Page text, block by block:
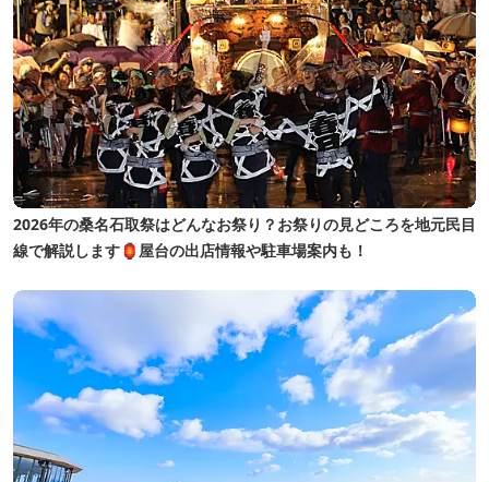
2026年の桑名石取祭はどんなお祭り？お祭りの見どころを地元民目
線で解説します🏮屋台の出店情報や駐車場案内も！